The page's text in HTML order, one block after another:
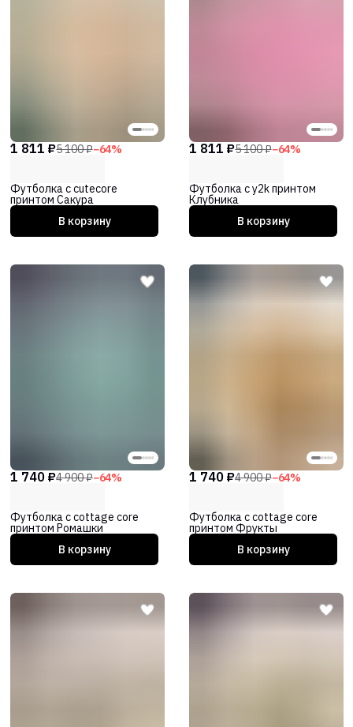
1 811 ₽5 100 ₽−64%
Футболка с cutecore
принтом Сакура
В корзину
1 811 ₽5 100 ₽−64%
Футболка с y2k принтом
Клубника
В корзину
1 740 ₽4 900 ₽−64%
Футболка с cottage core
принтом Ромашки
В корзину
1 740 ₽4 900 ₽−64%
Футболка с cottage core
принтом Фрукты
В корзину